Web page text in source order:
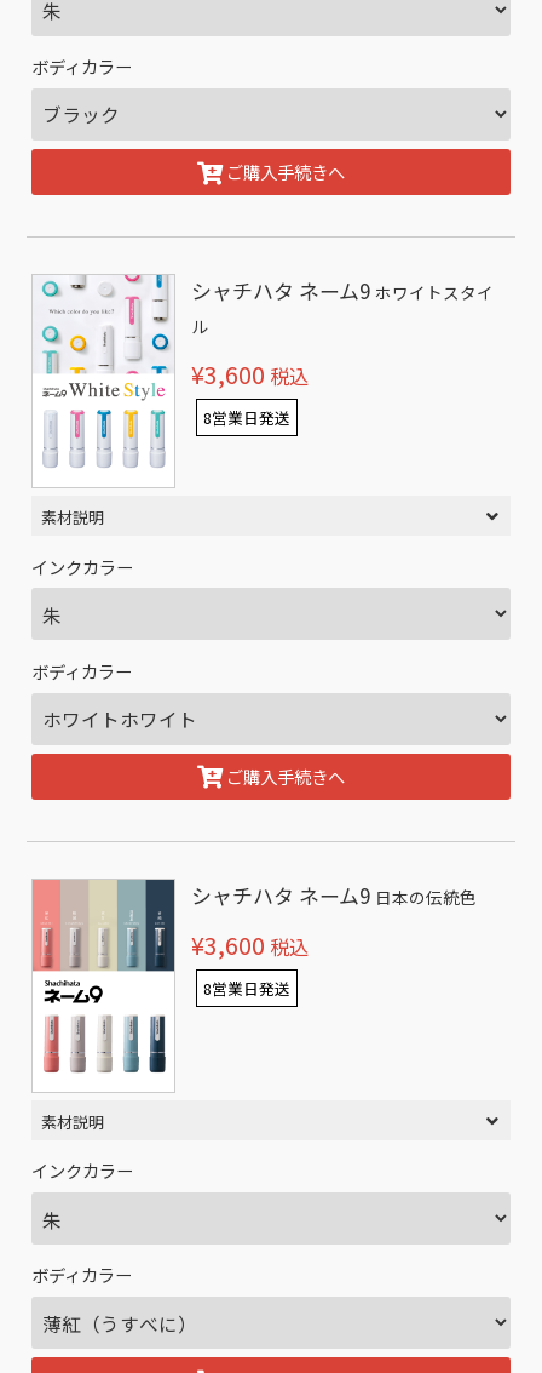
ボディカラー
ご購入手続きへ
シャチハタ ネーム9 ホワイトスタイ
ル
¥3,600 税込
8営業日発送
素材説明
インクカラー
ボディカラー
ご購入手続きへ
シャチハタ ネーム9 日本の伝統色
¥3,600 税込
8営業日発送
素材説明
インクカラー
ボディカラー